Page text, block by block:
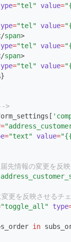
="tel" value=
="tel" value=
span>
="tel" value=
span>
="tel" value=
>
=
="text" value=
先情報の変更を反
更を反映させるチ
"toggle_all" type
in